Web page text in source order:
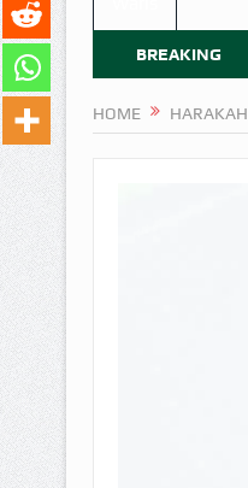
BREAKING
NEWS
HOME HARAKAH